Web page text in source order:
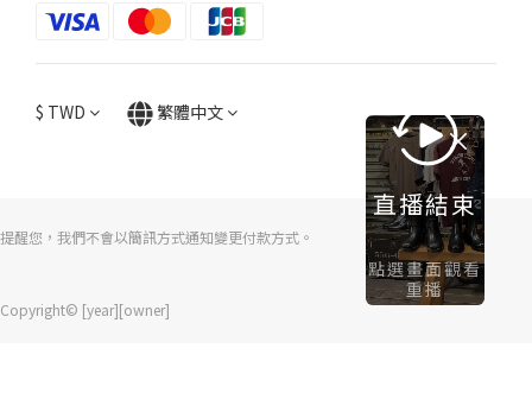
$ TWD 繁體中文
提醒您，我們不會以簡訊方式通知變更付款方式。
Copyright© [year][owner]
直播結束
點選畫面觀看
重播